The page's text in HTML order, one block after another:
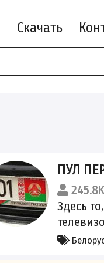
Скачать
ПУЛ
245.8K
Здесь